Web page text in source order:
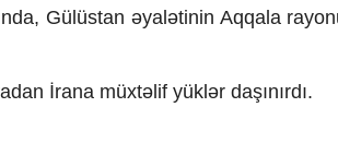
Gülüstan əyalətinin Aqqala
İrana müxtəlif yüklər daşınırdı.